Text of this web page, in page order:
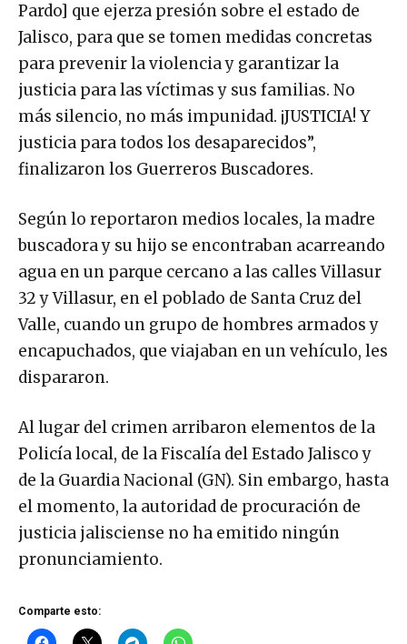
Pardo] que ejerza presión sobre el estado de
Jalisco, para que se tomen medidas concretas
para prevenir la violencia y garantizar la
justicia para las víctimas y sus familias. No
más silencio, no más impunidad. ¡JUSTICIA! Y
justicia para todos los desaparecidos”,
finalizaron los Guerreros Buscadores.
Según lo reportaron medios locales, la madre
buscadora y su hijo se encontraban acarreando
agua en un parque cercano a las calles Villasur
32 y Villasur, en el poblado de Santa Cruz del
Valle, cuando un grupo de hombres armados y
encapuchados, que viajaban en un vehículo, les
dispararon.
Al lugar del crimen arribaron elementos de la
Policía local, de la Fiscalía del Estado Jalisco y
de la Guardia Nacional (GN). Sin embargo, hasta
el momento, la autoridad de procuración de
justicia jalisciense no ha emitido ningún
pronunciamiento.
Comparte esto: